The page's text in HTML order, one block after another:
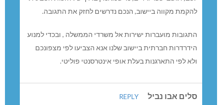
מקווה ביישוב, הנכם נדרשים לחזק את התגובה.
מועברות ישירות אל משרדי הממשלה , ובכדי למנוע
חברתית ביישוב שלנו אנא הצביעו לפי מצפונכם
לפי התארגנות בעלת אופי אינטרסנטי פוליטי.
אבו נביל
REPLY